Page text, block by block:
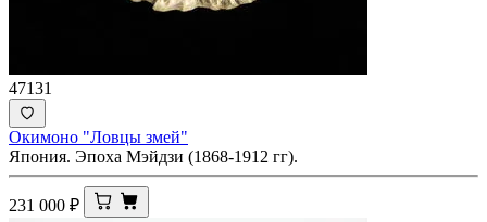
47131
Окимоно "Ловцы змей"
Япония. Эпоха Мэйдзи (1868-1912 гг).
231 000 ₽